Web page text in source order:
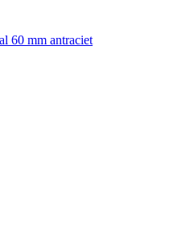
60 mm antraciet